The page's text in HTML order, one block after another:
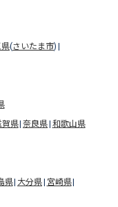
(さいたま市)
賀県 奈良県 和歌山県
県 大分県 宮崎県